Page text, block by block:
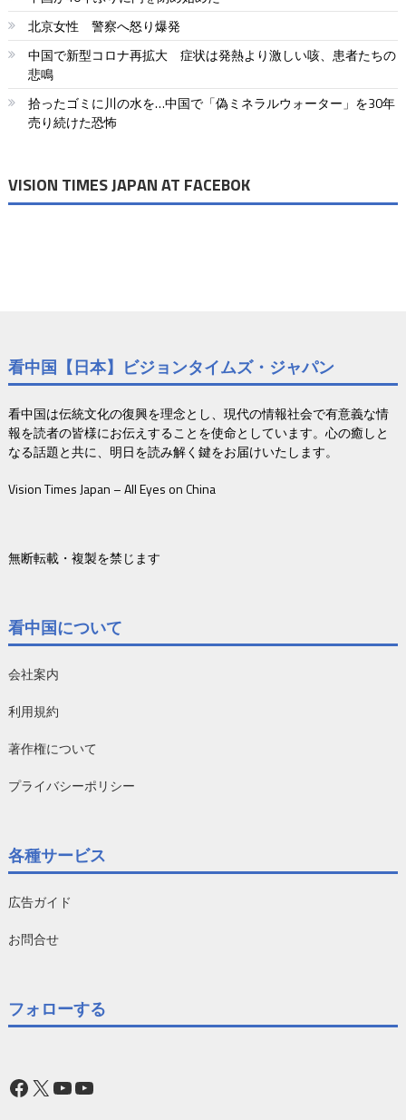
北京女性 警察へ怒り爆発
中国で新型コロナ再拡大 症状は発熱より激しい咳、患者たちの
悲鳴
拾ったゴミに川の水を…中国で「偽ミネラルウォーター」を30年
売り続けた恐怖
VISION TIMES JAPAN AT FACEBOK
看中国【日本】ビジョンタイムズ・ジャパン
看中国は伝統文化の復興を理念とし、現代の情報社会で有意義な情
報を読者の皆様にお伝えすることを使命としています。心の癒しと
なる話題と共に、明日を読み解く鍵をお届けいたします。
Vision Times Japan – All Eyes on China
無断転載・複製を禁じます
看中国について
会社案内
利用規約
著作権について
プライバシーポリシー
各種サービス
広告ガイド
お問合せ
フォローする
Facebook
X YouTube
YouTube